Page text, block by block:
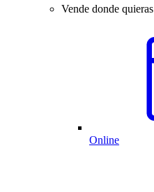
Vende donde quieras
Online